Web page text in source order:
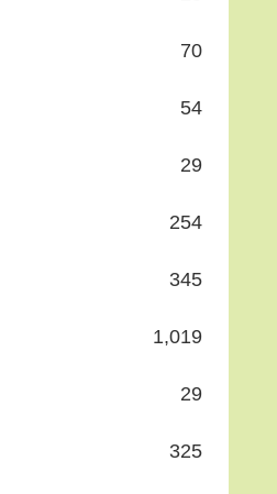
70
54
29
254
345
1,019
29
325